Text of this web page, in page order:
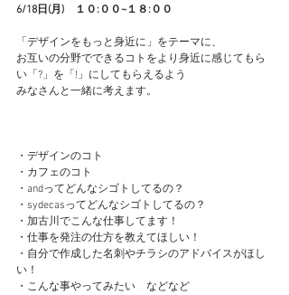
6/18日(月)　１０:００~１８:００
「デザインをもっと身近に」をテーマに、
お互いの分野でできるコトをより身近に感じてもら
い「?」を「!」にしてもらえるよう
みなさんと一緒に考えます。
・デザインのコト
・カフェのコト
・andってどんなシゴトしてるの？
・sydecasってどんなシゴトしてるの？
・加古川でこんな仕事してます！
・仕事を発注の仕方を教えてほしい！
・自分で作成した名刺やチラシのアドバイスがほし
い！
・こんな事やってみたい　などなど